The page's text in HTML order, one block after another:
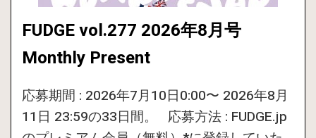
FUDGE vol.277 2026年8月号
Monthly Present
応募期間 : 2026年7月10日0:00〜 2026年8月
11日 23:59の33日間。 応募方法 : FUDGE.jp